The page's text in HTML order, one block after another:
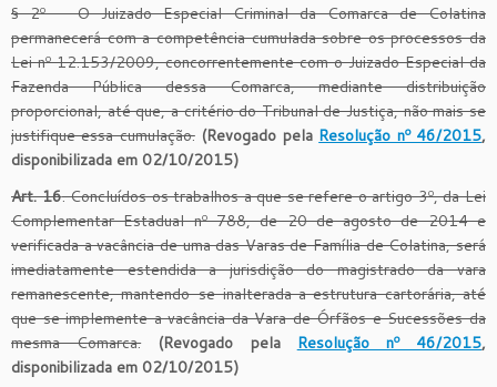
§ 2º – O Juizado Especial Criminal da Comarca de Colatina
permanecerá com a competência cumulada sobre os processos da
Lei nº 12.153/2009, concorrentemente com o Juizado Especial da
Fazenda Pública dessa Comarca, mediante distribuição
proporcional, até que, a critério do Tribunal de Justiça, não mais se
justifique essa cumulação. (Revogado pela Resolução nº 46/2015,
disponibilizada em 02/10/2015)
Art. 16. Concluídos os trabalhos a que se refere o artigo 3º, da Lei
Complementar Estadual nº 788, de 20 de agosto de 2014 e
verificada a vacância de uma das Varas de Família de Colatina, será
imediatamente estendida a jurisdição do magistrado da vara
remanescente, mantendo-se inalterada a estrutura cartorária, até
que se implemente a vacância da Vara de Órfãos e Sucessões da
mesma Comarca.
(Revogado pela Resolução nº 46/2015,
disponibilizada em 02/10/2015)